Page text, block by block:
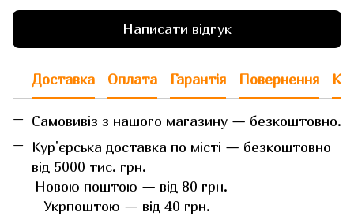
Написати відгук
Доставка Оплата Гарантія Повернення
Самовивіз з нашого магазину — безкоштовно.
Кур'єрська доставка по місті — безкоштовно
від 5000 тис. грн.
Новою поштою — від 80 грн.
Укрпоштою — від 40 грн.